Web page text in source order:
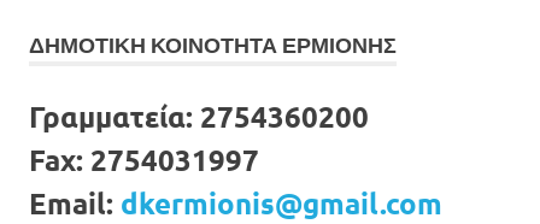
ΔΗΜΟΤΙΚΗ ΚΟΙΝΟΤΗΤΑ ΕΡΜΙΟΝΗΣ
Γραμματεία: 2754360200
Fax: 2754031997
Email: dkermionis@gmail.com